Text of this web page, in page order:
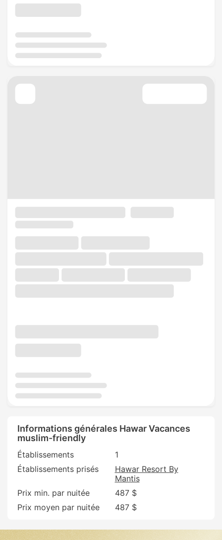
Informations générales Hawar Vacances
muslim-friendly
Établissements
1
Établissements prisés
Hawar Resort By
Mantis
Prix min. par nuitée
487 $
Prix moyen par nuitée
487 $